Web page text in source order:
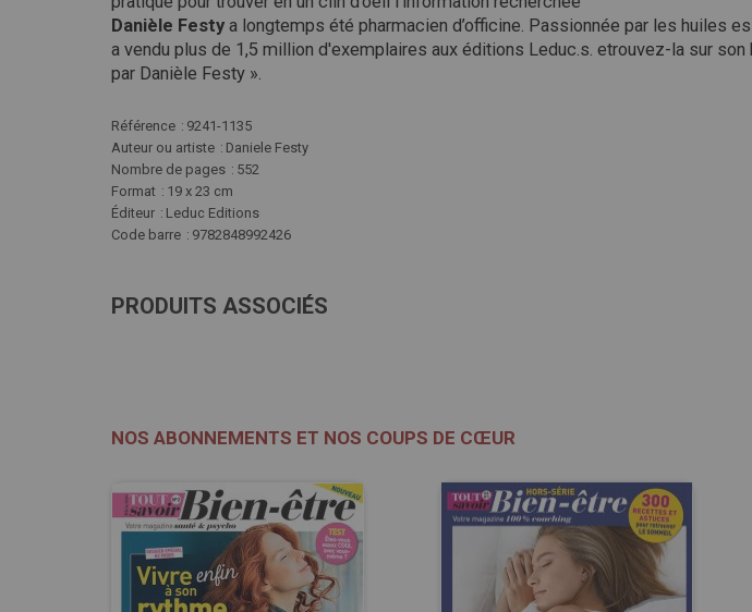
Danièle Festy a longtemps été pharmacien d’officine. Passionnée par les huiles
a vendu plus de 1,5 million d'exemplaires aux éditions Leduc.s. etrouvez-la sur
par Danièle Festy ».
Plus
d'infos
Référence
9241-1135
Auteur ou artiste
Daniele Festy
Nombre de pages
552
Format
19 x 23 cm
Éditeur
Leduc Editions
Code barre
9782848992426
PRODUITS ASSOCIÉS
NOS ABONNEMENTS ET NOS COUPS DE CŒUR